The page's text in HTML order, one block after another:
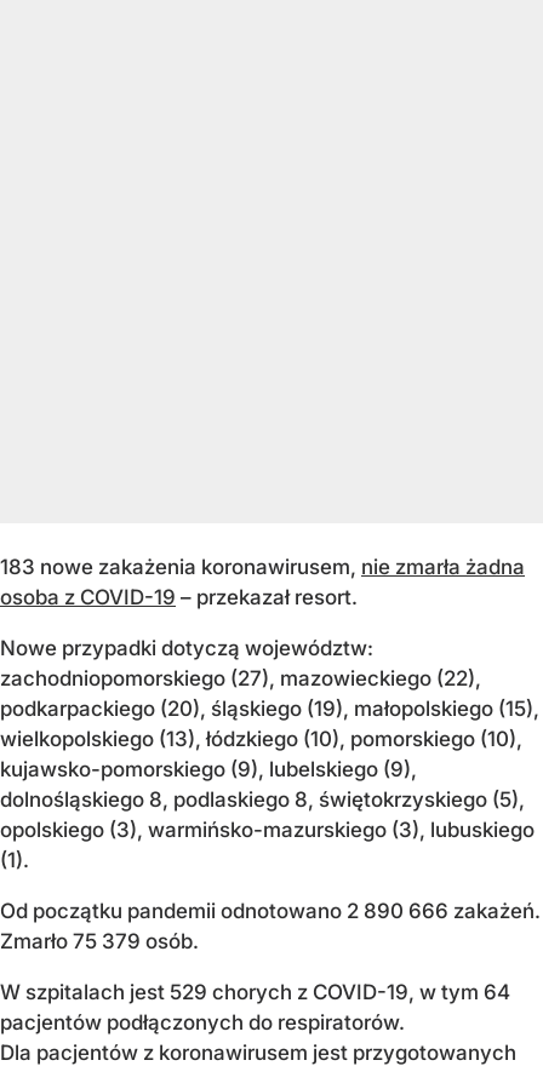
183 nowe zakażenia koronawirusem, nie zmarła żadna
osoba z COVID-19 – przekazał resort.
Nowe przypadki dotyczą województw:
zachodniopomorskiego (27), mazowieckiego (22),
podkarpackiego (20), śląskiego (19), małopolskiego (15),
wielkopolskiego (13), łódzkiego (10), pomorskiego (10),
kujawsko-pomorskiego (9), lubelskiego (9),
dolnośląskiego 8, podlaskiego 8, świętokrzyskiego (5),
opolskiego (3), warmińsko-mazurskiego (3), lubuskiego
(1).
Od początku pandemii odnotowano 2 890 666 zakażeń.
Zmarło 75 379 osób.
W szpitalach jest 529 chorych z COVID-19, w tym 64
pacjentów podłączonych do respiratorów.
Dla pacjentów z koronawirusem jest przygotowanych